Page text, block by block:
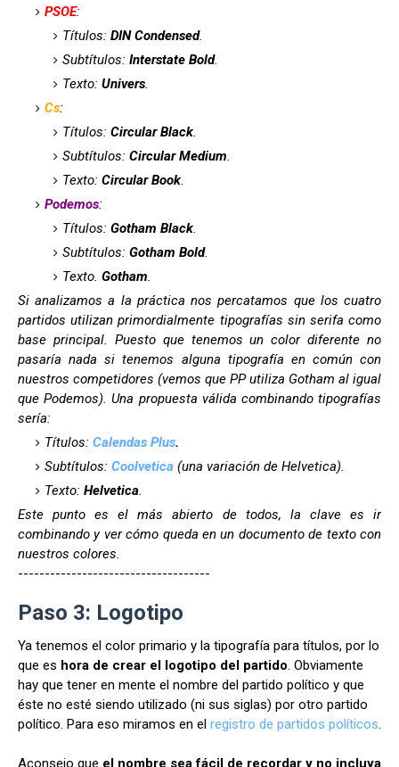
PSOE:
Títulos: DIN Condensed.
Subtítulos: Interstate Bold.
Texto: Univers.
Cs:
Títulos: Circular Black.
Subtítulos: Circular Medium.
Texto: Circular Book.
Podemos:
Títulos: Gotham Black.
Subtítulos: Gotham Bold.
Texto. Gotham.
Si analizamos a la práctica nos percatamos que los cuatro
partidos utilizan primordialmente tipografías sin serifa como
base principal. Puesto que tenemos un color diferente no
pasaría nada si tenemos alguna tipografía en común con
nuestros competidores (vemos que PP utiliza Gotham al igual
que Podemos). Una propuesta válida combinando tipografías
sería:
Títulos: Calendas Plus.
Subtítulos: Coolvetica (una variación de Helvetica).
Texto: Helvetica.
Este punto es el más abierto de todos, la clave es ir
combinando y ver cómo queda en un documento de texto con
nuestros colores.
------------------------------------
Paso 3: Logotipo
Ya tenemos el color primario y la tipografía para títulos, por lo
que es hora de crear el logotipo del partido. Obviamente
hay que tener en mente el nombre del partido político y que
éste no esté siendo utilizado (ni sus siglas) por otro partido
político. Para eso miramos en el registro de partidos políticos.
Aconsejo que el nombre sea fácil de recordar y no incluya